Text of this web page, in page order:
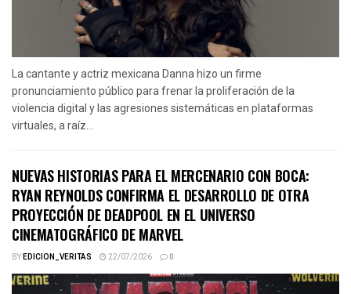
La cantante y actriz mexicana Danna hizo un firme
pronunciamiento público para frenar la proliferación de la
violencia digital y las agresiones sistemáticas en plataformas
virtuales, a raíz...
NUEVAS HISTORIAS PARA EL MERCENARIO CON BOCA:
RYAN REYNOLDS CONFIRMA EL DESARROLLO DE OTRA
PROYECCIÓN DE DEADPOOL EN EL UNIVERSO
CINEMATOGRÁFICO DE MARVEL
BYEDICION_VERITAS 22/07/2026 0